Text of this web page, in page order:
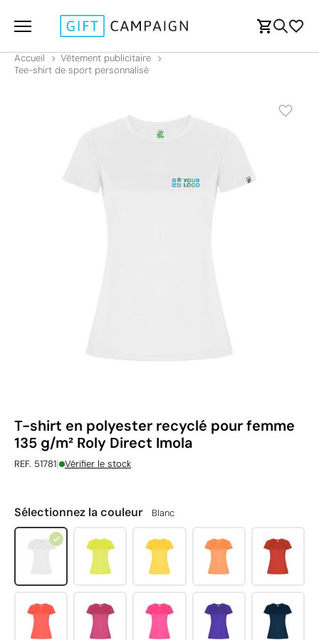
Accueil
Vêtement publicitaire
Tee-shirt de sport personnalisé
T-shirt en polyester recyclé pour femme
135 g/m² Roly Direct Imola
REF. 51781| Vérifier le stock
Sélectionnez la couleur Blanc